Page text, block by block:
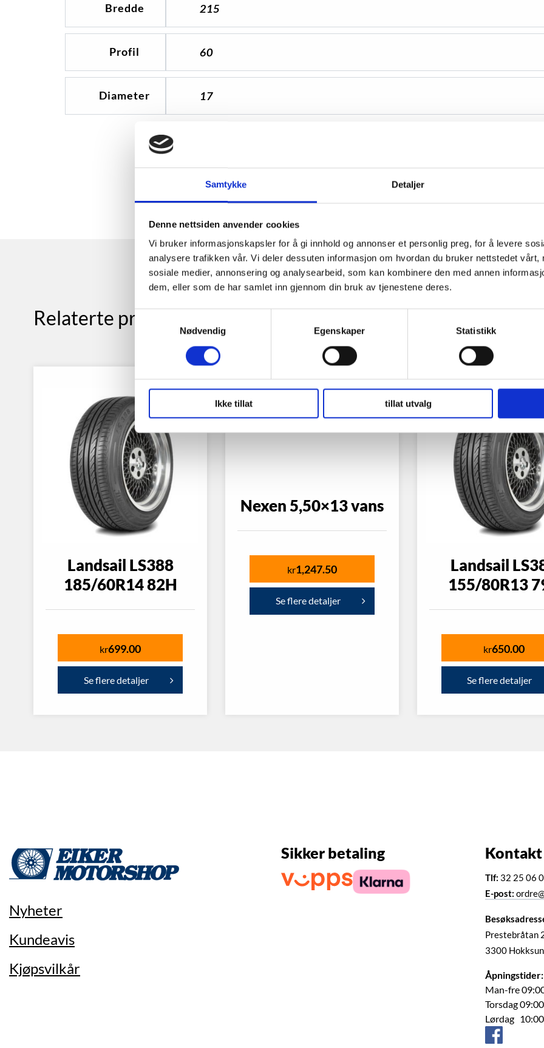
Samtykke Detaljer
Denne nettsiden anvender cookies
Vi bruker informasjonskapsler for å gi innhold og annonser et personlig preg, for å levere
analysere trafikken vår. Vi deler dessuten informasjon om hvordan du bruker nettstedet vårt,
sosiale medier, annonsering og analysearbeid, som kan kombinere den med annen
dem, eller som de har samlet inn gjennom din bruk av tjenestene deres.
Samtykkevalg
Nødvendig
Egenskaper Statistikk
Ikke tillat tillat utvalg
Bredde 215
Profil 60
Diameter 17
Relaterte produkter
Landsail LS388
185/60R14 82H
kr699.00
Se flere detaljer
Nexen 5,50×13 vans
kr1,247.50
Se flere detaljer
Landsail
155/80R13
kr650.00
Se flere detaljer
Nyheter
Kundeavis
Kjøpsvilkår
Sikker betaling Kontakt
Tlf: 32 25 06
E-post:
Prestebråtan
3300
Åpningstider:
Man-fre
Torsdag
Lørdag